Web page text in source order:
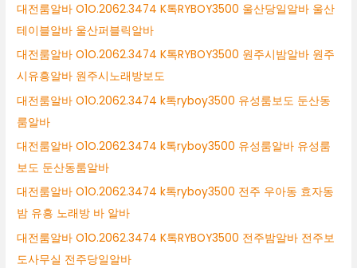
대전룸알바 O1O.2062.3474 K톡RYBOY3500 울산당일알바 울산
테이블알바 울산퍼블릭알바
대전룸알바 O1O.2062.3474 K톡RYBOY3500 원주시밤알바 원주
시유흥알바 원주시노래방보도
대전룸알바 O1O.2062.3474 k톡ryboy3500 유성룸보도 둔산동
룸알바
대전룸알바 O1O.2062.3474 k톡ryboy3500 유성룸알바 유성룸
보도 둔산동룸알바
대전룸알바 O1O.2062.3474 k톡ryboy3500 전주 우아동 효자동
밤 유흥 노래방 바 알바
대전룸알바 O1O.2062.3474 K톡RYBOY3500 전주밤알바 전주보
도사무실 전주당일알바